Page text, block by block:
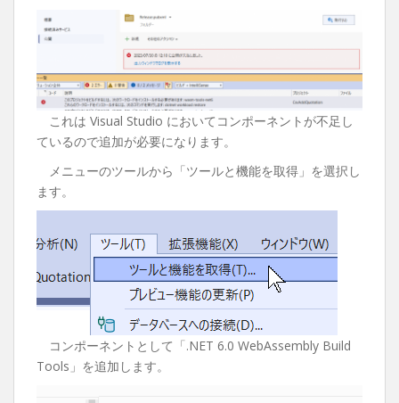
これは Visual Studio においてコンポーネントが不足し
ているので追加が必要になります。
メニューのツールから「ツールと機能を取得」を選択し
ます。
コンポーネントとして「.NET 6.0 WebAssembly Build
Tools」を追加します。